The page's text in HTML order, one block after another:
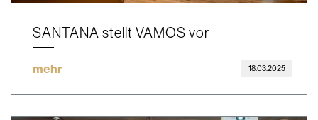
SANTANA stellt VAMOS vor
mehr 18.03.2025